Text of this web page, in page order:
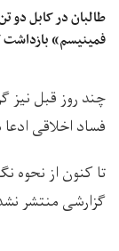
طالبان در کابل دو
فمینیسم» بازداشت
چند روز قبل نیز
فساد اخلاقی
تا کنون از نحوه
گزارشی منتشر